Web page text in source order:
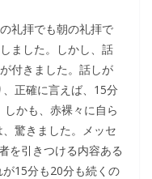
礼拝でも朝の礼拝で
ました。しかし、話
付きました。話しが
正確に言えば、15分
かも、赤裸々に自ら
驚きました。メッセ
を引きつける内容ある
15分も20分も続くの